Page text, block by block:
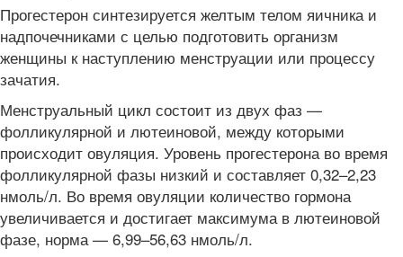
Прогестерон синтезируется желтым телом яичника и
надпочечниками с целью подготовить организм
женщины к наступлению менструации или процессу
зачатия.
Менструальный цикл состоит из двух фаз —
фолликулярной и лютеиновой, между которыми
происходит овуляция. Уровень прогестерона во время
фолликулярной фазы низкий и составляет 0,32–2,23
нмоль/л. Во время овуляции количество гормона
увеличивается и достигает максимума в лютеиновой
фазе, норма — 6,99–56,63 нмоль/л.